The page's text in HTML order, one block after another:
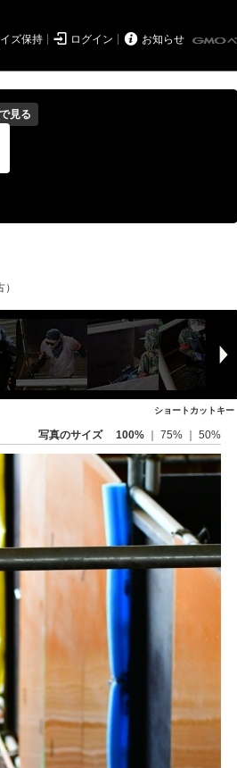
ズ保持  ログイン  お知らせ
見る
ショートカットキー
写真のサイズ 100% 75% 50%